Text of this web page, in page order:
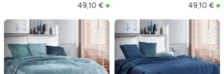
49,10 € 49,10 €